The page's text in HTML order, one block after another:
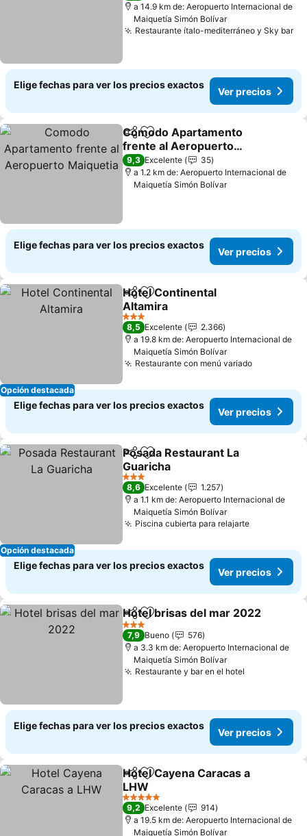
a 14.9 km de: Aeropuerto Internacional de
Maiquetía Simón Bolívar
Restaurante ítalo-mediterráneo y Sky bar
Elige fechas para ver los precios exactos
Ver precios
CompartirAgregar a favoritos
Comodo Apartamento
frente al Aeropuerto
Maiquetia
Ver precios
9,3 Excelente
35
a 1.2 km de: Aeropuerto Internacional de
Maiquetía Simón Bolívar
Elige fechas para ver los precios exactos
Ver precios
Opción destacada
CompartirAgregar a favoritos
Hotel Continental
Altamira
Ver precios
3 Estrellas
8,5 Excelente
2.366
a 19.8 km de: Aeropuerto Internacional de
Maiquetía Simón Bolívar
Restaurante con menú variadoVer
Elige fechas para ver los precios exactos
Ver precios
Opción destacada
CompartirAgregar a favoritos
Posada Restaurant La
Guaricha
Ver precios
3 Estrellas
8,6 Excelente
1.257
a 1.1 km de: Aeropuerto Internacional de
Maiquetía Simón Bolívar
Piscina cubierta para relajarteVer
Elige fechas para ver los precios exactos
Ver precios
CompartirAgregar a favoritos
Hotel brisas del mar 2022
3 Estrellas
7,9 Bueno
576
a 3.3 km de: Aeropuerto Internacional de
Maiquetía Simón Bolívar
Restaurante y bar en el hotel
Elige fechas para ver los precios exactos
Ver precios
CompartirAgregar a favoritos
Hotel Cayena Caracas a
LHW
Ver precios
5 Estrellas
9,2 Excelente
914
a 19.5 km de: Aeropuerto Internacional de
Maiquetía Simón Bolívar